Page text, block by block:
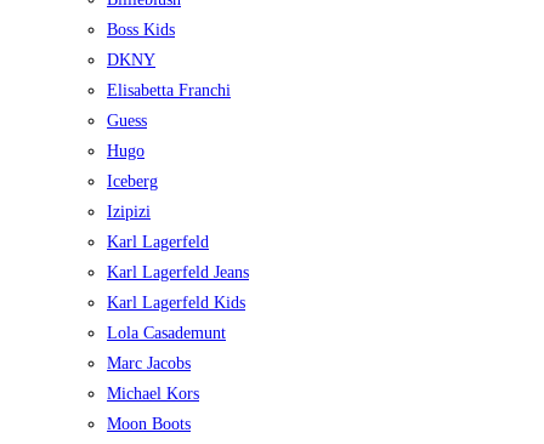
Boss Kids
DKNY
Elisabetta Franchi
Guess
Hugo
Iceberg
Izipizi
Karl Lagerfeld
Karl Lagerfeld Jeans
Karl Lagerfeld Kids
Lola Casademunt
Marc Jacobs
Michael Kors
Moon Boots